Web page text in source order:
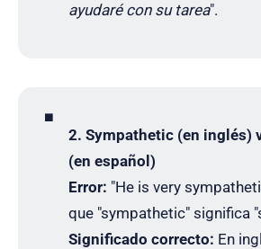
ayudaré con su tarea".
◾
2. Sympathetic (en inglés)
(en español)
Error: "He is very
que "sympathetic" significa
Significado correcto: En